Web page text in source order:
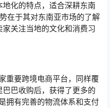
化的特点，适合深耕东南
在于其对东南亚市场的了解
关注当地的文化和消费习
重要跨境电商平台，同样覆
巴收购后，获得了更多的
拥有完善的物流体系和支付